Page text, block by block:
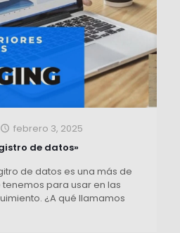
febrero 3, 2025
de datos»
de datos es una más de
para usar en las
¿A qué llamamos